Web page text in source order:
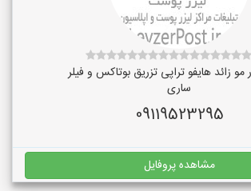
زائد هایفو تراپی تزریق بوتاکس و فیلر
ساری
09119523295
مشاهده پروفایل